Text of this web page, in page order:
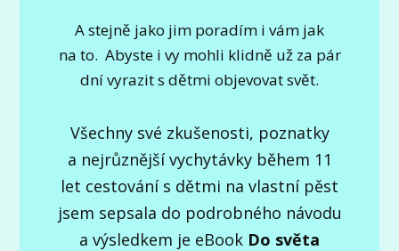
A stejně jako jim poradím i vám jak
na to. Abyste i vy mohli klidně už za pár
dní vyrazit s dětmi objevovat svět.
Všechny své zkušenosti, poznatky
a nejrůznější vychytávky během 11
let cestování s dětmi na vlastní pěst
jsem sepsala do podrobného návodu
a výsledkem je eBook Do světa